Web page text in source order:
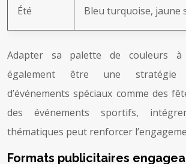
Été Bleu turquoise, jaune
Adapter sa palette de couleurs à
également être une stratégie
d’événements spéciaux comme des
des événements sportifs,
thématiques peut renforcer
Formats publicitaires